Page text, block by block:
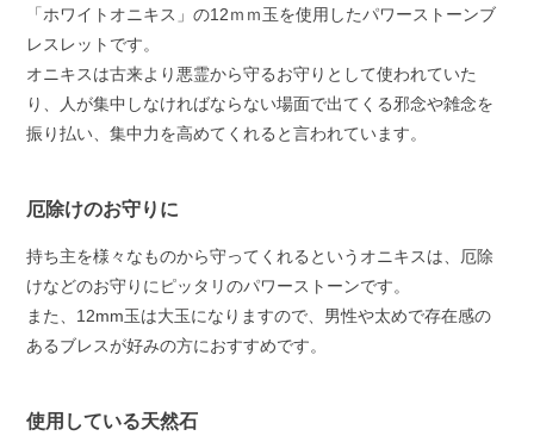
「ホワイトオニキス」の12ｍｍ玉を使用したパワーストーンブ
レスレットです。
オニキスは古来より悪霊から守るお守りとして使われていた
り、人が集中しなければならない場面で出てくる邪念や雑念を
振り払い、集中力を高めてくれると言われています。
厄除けのお守りに
持ち主を様々なものから守ってくれるというオニキスは、厄除
けなどのお守りにピッタリのパワーストーンです。
また、12mm玉は大玉になりますので、男性や太めで存在感の
あるブレスが好みの方におすすめです。
使用している天然石